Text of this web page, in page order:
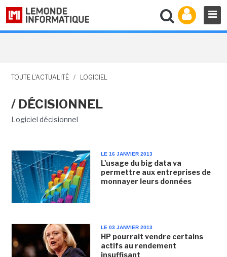
TOUTE L'ACTUALITÉ / LOGICIEL
/ DÉCISIONNEL
Logiciel décisionnel
LE 16 JANVIER 2013
L'usage du big data va
permettre aux entreprises de
monnayer leurs données
LE 03 JANVIER 2013
HP pourrait vendre certains
actifs au rendement
insuffisant